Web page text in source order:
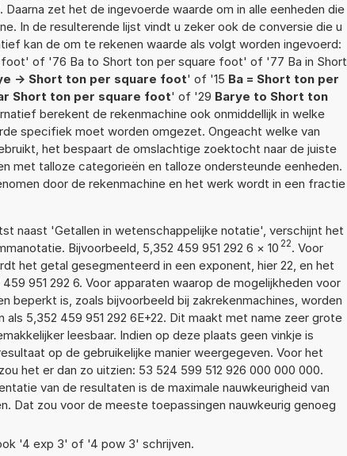
zet het de ingevoerde waarde om in alle eenheden die
In de resulterende lijst vindt u zeker ook de conversie die u
kan de om te rekenen waarde als volgt worden ingevoerd:
foot' of '76 Ba to Short ton per square foot' of '77 Ba in Short
-> Short ton per square foot' of '15 Ba = Short ton per
Short ton per square foot' of '29 Barye to Short ton
berekent de rekenmachine ook onmiddellijk in welke
specifiek moet worden omgezet. Ongeacht welke van
het bespaart de omslachtige zoektocht naar de juiste
met talloze categorieën en talloze ondersteunde eenheden.
door de rekenmachine en het werk wordt in een fractie
naast 'Getallen in wetenschappelijke notatie', verschijnt het
Bijvoorbeeld, 5,352 459 951 292 6 × 10 22. Voor
het getal gesegmenteerd in een exponent, hier 22, en het
951 292 6. Voor apparaten waarop de mogelijkheden voor
beperkt is, zoals bijvoorbeeld bij zakrekenmachines, worden
5,352 459 951 292 6E+22. Dit maakt met name zeer grote
leesbaar. Indien op deze plaats geen vinkje is
op de gebruikelijke manier weergegeven. Voor het
het er dan zo uitzien: 53 524 599 512 926 000 000 000.
van de resultaten is de maximale nauwkeurigheid van
Dat zou voor de meeste toepassingen nauwkeurig genoeg
'4 exp 3' of '4 pow 3' schrijven.